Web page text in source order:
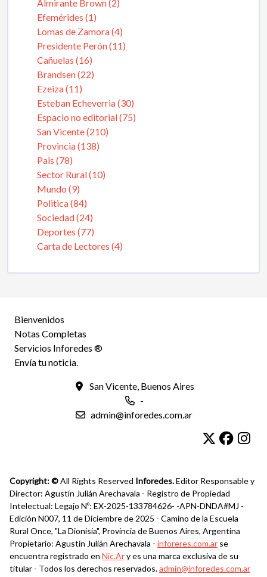
Almirante Brown (2)
Efemérides (1)
Lomas de Zamora (4)
Presidente Perón (11)
Cañuelas (16)
Brandsen (22)
Ezeiza (11)
Esteban Echeverria (30)
Espacio no editorial (75)
San Vicente (210)
Provincia (138)
Pais (78)
Sector Rural (10)
Mundo (9)
Politica (84)
Sociedad (24)
Deportes (77)
Carta de Lectores (4)
Bienvenidos
Notas Completas
Servicios Inforedes ®
Envía tu noticia.
San Vicente, Buenos Aires
-
admin@inforedes.com.ar
Copyright: ©All Rights Reserved Inforedes.Editor Responsable y
Director: Agustín Julián Arechavala - Registro de Propiedad
Intelectual: Legajo Nº: EX-2025-133784626- -APN-DNDA#MJ -
Edición N007, 11 de Diciembre de 2025 - Camino de la Escuela
Rural Once, "La Dionisia", Provincia de Buenos Aires, Argentina
Propietario: Agustín Julián Arechavala - inforeres.com.ar se
encuentra registrado en Nic.Ary es una marca exclusiva de su
titular - Todos los derechos reservados.admin@inforedes.com.ar